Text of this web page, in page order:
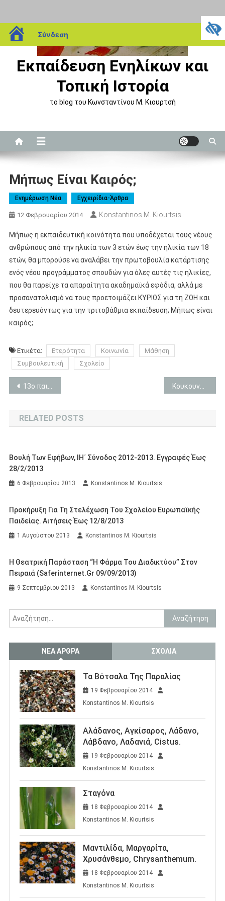
blogs.sch.gr
Σύνδεση
Μεταπηδήστε
στο
Εκπαίδευση Ενηλίκων και
Τοπική Ιστορία
το blog του Κωνσταντίνου Μ. Κιουρτσή
Μήπως Είναι Καιρός;
Eνημέρωση Nέα Εγχειρίδια-Άρθρα
12 Φεβρουαρίου 2014 Konstantinos M. Kiourtsis
Μήπως η εκπαιδευτική κοινότητα που υποδέχεται τους νέους
ανθρώπους από την ηλικία των 3 ετών έως την ηλικία των 18
ετών, θα μπορούσε να αναλάβει την πρωτοβουλία κατάρτισης
ενός νέου προγράμματος σπουδών για όλες αυτές τις ηλικίες,
που θα παρείχε τα απαραίτητα ακαδημαϊκά εφόδια, αλλά με
προσανατολισμό να τους προετοιμάζει ΚΥΡΙΩΣ για τη ΖΩΗ και
δευτερευόντως για την τριτοβάθμια εκπαίδευση; Μήπως είναι
καιρός;
Ετικέτα: Ετερότητα Κοινωνία
Μάθηση
Συμβουλευτική
Σχολείο
Πλοήγηση
άρθρων
13ο παιχνίδι: Πετάει-πετάει
RELATED POSTS
Βουλή Των Εφήβων, ΙΗ΄ Σύνοδος 2012-2013. Εγγραφές Έως
28/2/2013
6 Φεβρουαρίου 2013 Konstantinos M. Kiourtsis
Προκήρυξη Για Τη Στελέχωση Του Σχολείου Ευρωπαϊκής
Παιδείας. Αιτήσεις Έως 12/8/2013
1 Αυγούστου 2013 Konstantinos M. Kiourtsis
Η Θεατρική Παράσταση “Η Φάρμα Του Διαδικτύου” Στον
Πειραιά (saferinternet.gr 09/09/2013)
9 Σεπτεμβρίου 2013 Konstantinos M. Kiourtsis
Αναζήτηση
για:
ΝΈΑ ΆΡΘΡΑ ΣΧΌΛΙΑ
Τα Βότσαλα Της Παραλίας
19 Φεβρουαρίου 2014
Konstantinos M. Kiourtsis
Αλάδανος, Αγκίσαρος, Λάδανο,
Λάβδανο, Λαδανιά, Cistus.
19 Φεβρουαρίου 2014
Konstantinos M. Kiourtsis
Σταγόνα
18 Φεβρουαρίου 2014
Konstantinos M. Kiourtsis
Μαντιλίδα, Μαργαρίτα,
Χρυσάνθεμο, Chrysanthemum.
18 Φεβρουαρίου 2014
Konstantinos M. Kiourtsis